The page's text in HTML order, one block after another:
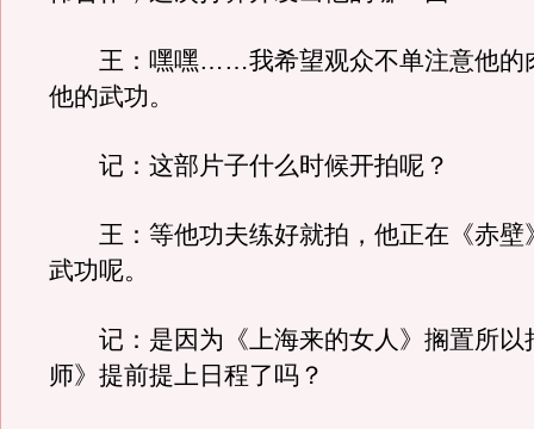
王：嘿嘿……我希望观众不单注意他的
他的武功。
记：这部片子什么时候开拍呢？
王：等他功夫练好就拍，他正在《赤壁
武功呢。
记：是因为《上海来的女人》搁置所以
师》提前提上日程了吗？